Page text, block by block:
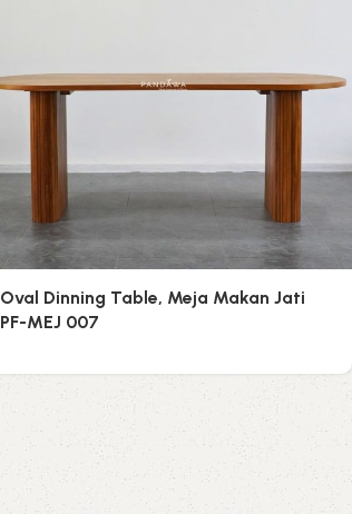
Oval Dinning Table, Meja Makan Jati
PF-MEJ 007